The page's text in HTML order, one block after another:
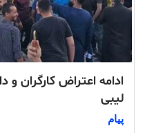
ادامه اعتراض کارگران
لیبی
پیام